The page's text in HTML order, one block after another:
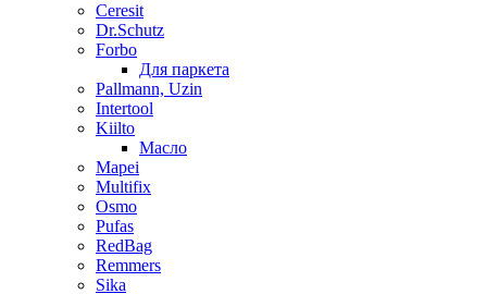
Ceresit
Dr.Schutz
Forbo
Для паркета
Pallmann, Uzin
Intertool
Kiilto
Масло
Mapei
Multifix
Osmo
Pufas
RedBag
Remmers
Sika